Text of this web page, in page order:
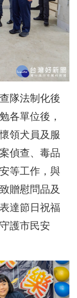
隊法制化後
各單位後，
領犬員及服
偵查、毒品
等工作，與
贈慰問品及
達節日祝福
護市民安